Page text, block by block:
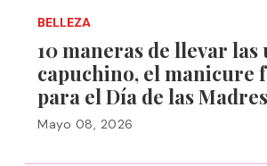
BELLEZA
10 maneras de llevar las
capuchino, el manicure
para el Día de las Madres
Mayo 08, 2026